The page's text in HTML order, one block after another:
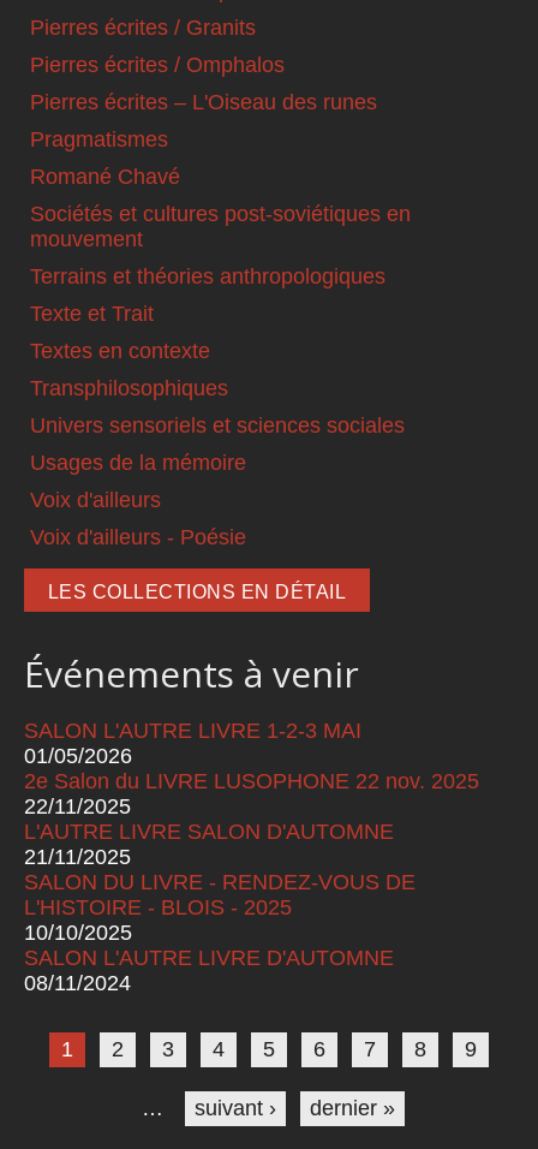
Pierres écrites / Granits
Pierres écrites / Omphalos
Pierres écrites – L'Oiseau des runes
Pragmatismes
Romané Chavé
Sociétés et cultures post-soviétiques en
mouvement
Terrains et théories anthropologiques
Texte et Trait
Textes en contexte
Transphilosophiques
Univers sensoriels et sciences sociales
Usages de la mémoire
Voix d'ailleurs
Voix d'ailleurs - Poésie
LES COLLECTIONS EN DÉTAIL
Événements à venir
SALON L'AUTRE LIVRE 1-2-3 MAI
01/05/2026
2e Salon du LIVRE LUSOPHONE 22 nov. 2025
22/11/2025
L'AUTRE LIVRE SALON D'AUTOMNE
21/11/2025
SALON DU LIVRE - RENDEZ-VOUS DE
L'HISTOIRE - BLOIS - 2025
10/10/2025
SALON L'AUTRE LIVRE D'AUTOMNE
08/11/2024
Pages
1 2 3 4 5 6 7 8 9
… suivant › dernier »